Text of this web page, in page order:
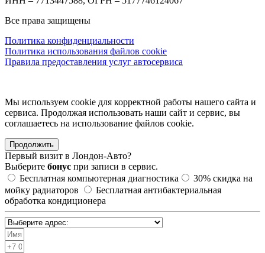
Все права защищены
Политика конфиденциальности
Политика использования файлов cookie
Правила предоставления услуг автосервиса
Мы используем cookie для корректной работы нашего сайта и
сервиса. Продолжая использовать наши сайт и сервис, вы
соглашаетесь на использование файлов сookie.
Продолжить
Первый визит в Лондон-Авто?
Выберите бонус при записи в сервис.
Бесплатная компьютерная диагностика
30% скидка на
мойку радиаторов
Бесплатная антибактериальная
обработка кондиционера